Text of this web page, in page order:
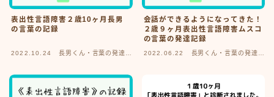
表出性言語障害２歳10ヶ月長男
の言葉の記録
2022.10.24
長男くん・言葉の発達記
会話ができるようになってきた！
２歳９ヶ月表出性言語障害ムスコ
の言葉の発達記録
2022.06.22
長男くん・言葉の発達記